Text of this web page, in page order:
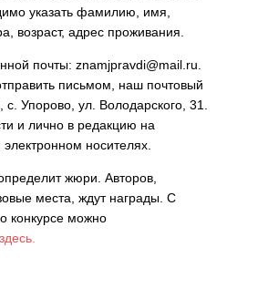
указать фамилию, имя,
возраст, адрес проживания.
почты: znamjpravdi@mail.ru.
письмом, наш почтовый
Упорово, ул. Володарского, 31.
и лично в редакцию на
носителях.
жюри. Авторов,
места, ждут награды. С
конкурсе можно
здесь.